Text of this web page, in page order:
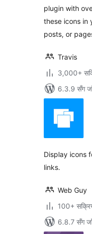
plugin with
these icons in
posts, or
Travis
3,000+
6.3.9 सँग
Display icons
links.
Web Guy
100+
6.8.7 सँग